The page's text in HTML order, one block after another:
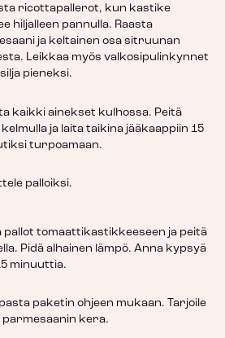
ricottapallerot, kun kastike
hiljalleen pannulla. Raasta
ja keltainen osa sitruunan
Leikkaa myös valkosipulinkynnet
pieneksi.
kaikki ainekset kulhossa. Peitä
ja laita taikina jääkaappiin 15
turpoamaan.
palloiksi.
pallot tomaattikastikkeeseen ja peitä
Pidä alhainen lämpö. Anna kypsyä
minuuttia.
paketin ohjeen mukaan. Tarjoile
parmesaanin kera.